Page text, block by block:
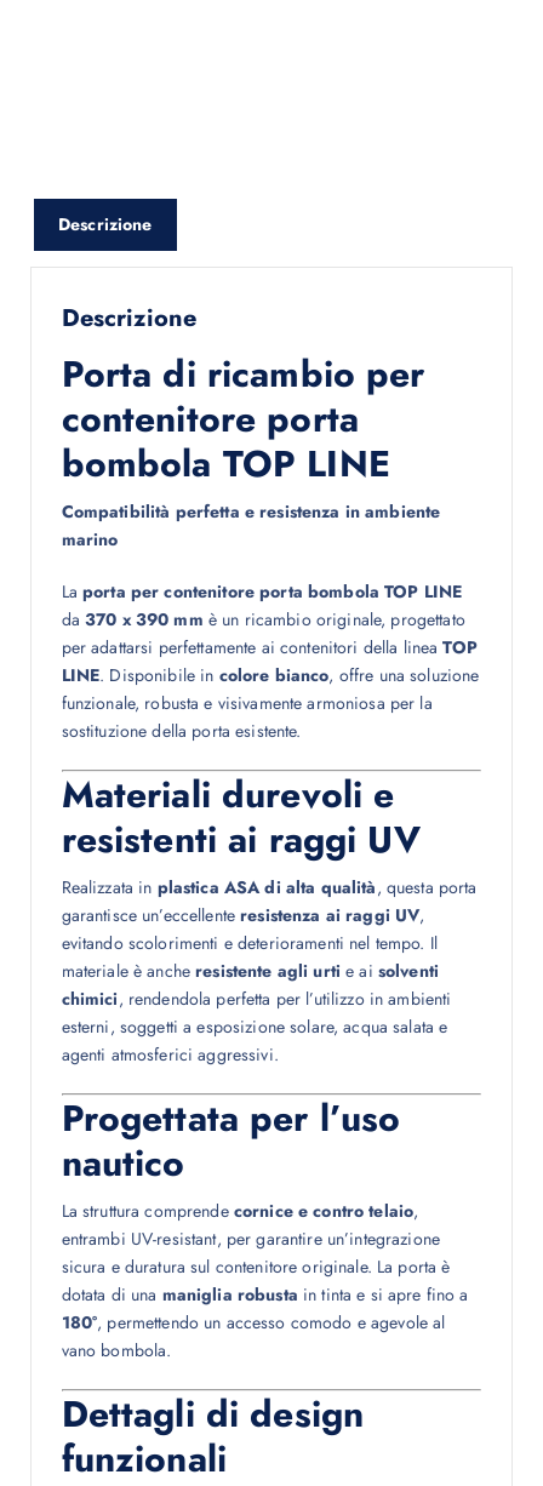
Descrizione
Descrizione
Porta di ricambio per
contenitore porta
bombola TOP LINE
Compatibilità perfetta e resistenza in ambiente
marino
Laporta per contenitore porta bombola TOP LINE
da370 x 390 mm è un ricambio originale, progettato
per adattarsi perfettamente ai contenitori della lineaTOP
LINE. Disponibile in colore bianco, offre una soluzione
funzionale, robusta e visivamente armoniosa per la
sostituzione della porta esistente.
Materiali durevoli e
resistenti ai raggi UV
Realizzata in plastica ASA di alta qualità, questa porta
garantisce un’eccellenteresistenza ai raggi UV,
evitando scolorimenti e deterioramenti nel tempo. Il
materiale è ancheresistente agli urti e ai solventi
chimici, rendendola perfetta per l’utilizzo in ambienti
esterni, soggetti a esposizione solare, acqua salata e
agenti atmosferici aggressivi.
Progettata per l’uso
nautico
La struttura comprende cornice e contro telaio,
entrambi UV-resistant, per garantire un’integrazione
sicura e duratura sul contenitore originale. La porta è
dotata di una maniglia robusta in tinta e si apre fino a
180°, permettendo un accesso comodo e agevole al
vano bombola.
Dettagli di design
funzionali